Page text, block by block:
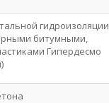
гидроизоляции
битумными,
Гипердесмо